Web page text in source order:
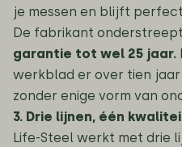
je messen en blijft
De fabrikant
garantie tot wel 25 jaar.
werkblad er over tien jaar
zonder enige vorm van
3. Drie lijnen, één
Life-Steel werkt met drie